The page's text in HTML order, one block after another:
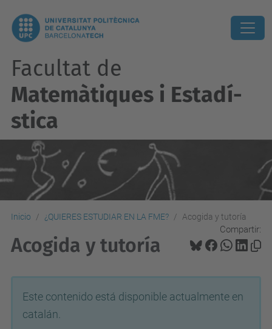
Facultat de
Matemàtiques i Estadí­
stica
Inicio ¿QUIERES ESTUDIAR EN LA FME? Acogida y tutoría
Compartir:
Acogida y tutoría
Este contenido está disponible actualmente en
catalán.